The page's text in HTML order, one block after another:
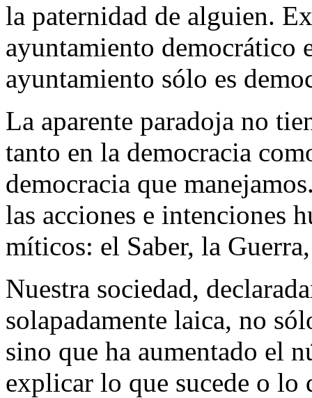
la paternidad de alguien.
ayuntamiento democrático
ayuntamiento sólo es
La aparente paradoja no
tanto en la democracia
democracia que
las acciones e intenciones
míticos: el Saber, la
Nuestra sociedad,
solapadamente laica, no
sino que ha aumentado el
explicar lo que sucede o lo